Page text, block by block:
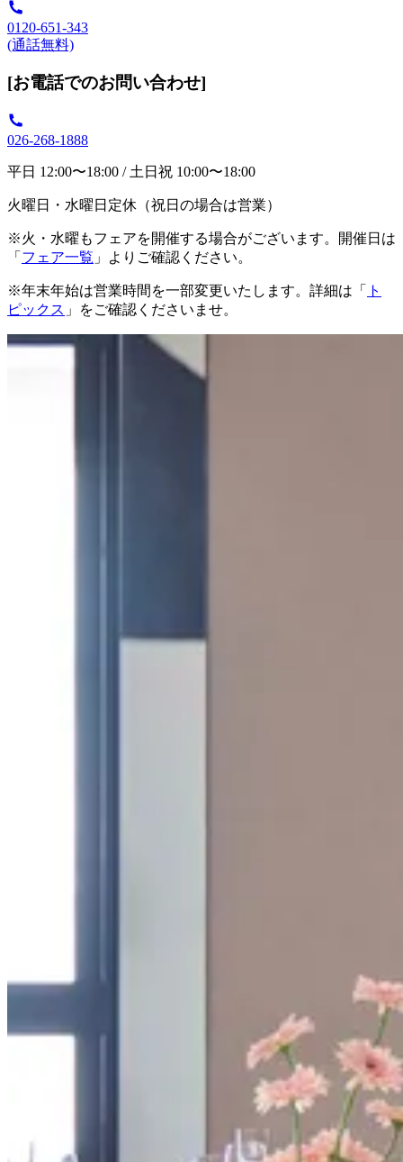
0120-651-343
(通話無料)
[お電話でのお問い合わせ]
026-268-1888
平日 12:00〜18:00 / 土日祝 10:00〜18:00
火曜日・水曜日定休（祝日の場合は営業）
※火・水曜もフェアを開催する場合がございます。開催日は
「 フェア一覧 」よりご確認ください。
※年末年始は営業時間を一部変更いたします。詳細は「
ト
ピックス 」をご確認くださいませ。